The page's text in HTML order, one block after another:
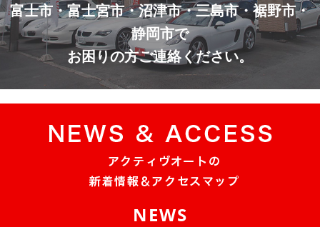
富士市・富士宮市・沼津市・三島市・裾野市・
静岡市で
お困りの方ご連絡ください。
NEWS